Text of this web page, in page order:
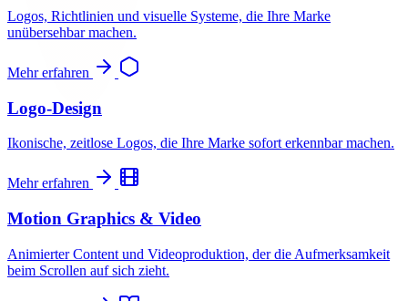
Logos, Richtlinien und visuelle Systeme, die Ihre Marke
unübersehbar machen.
Mehr erfahren
Logo-Design
Ikonische, zeitlose Logos, die Ihre Marke sofort erkennbar machen.
Mehr erfahren
Motion Graphics & Video
Animierter Content und Videoproduktion, der die Aufmerksamkeit
beim Scrollen auf sich zieht.